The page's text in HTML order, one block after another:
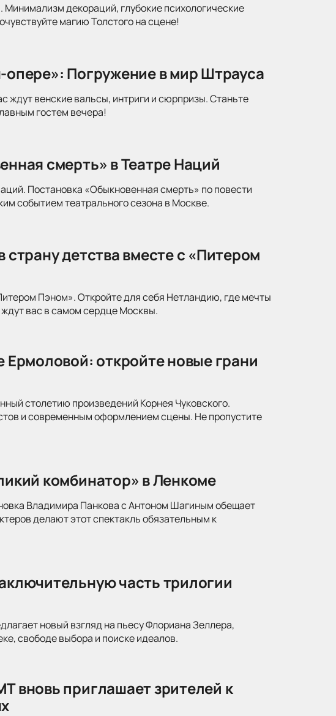
декораций, глубокие психологические
магию Толстого на сцене!
Погружение в мир Штрауса
венские вальсы, интриги и сюрпризы. Станьте
гостем вечера!
смерть» в Театре Наций
Постановка «Обыкновенная смерть» по повести
событием театрального сезона в Москве.
детства вместе с «Питером
Пэном». Откройте для себя Нетландию, где мечты
вас в самом сердце Москвы.
Ермоловой: откройте новые грани
столетию произведений Корнея Чуковского.
и современным оформлением сцены. Не пропустите
комбинатор» в Ленкоме
Владимира Панкова с Антоном Шагиным обещает
делают этот спектакль обязательным к
часть трилогии
новый взгляд на пьесу Флориана Зеллера,
свободе выбора и поиске идеалов.
вновь приглашает зрителей к